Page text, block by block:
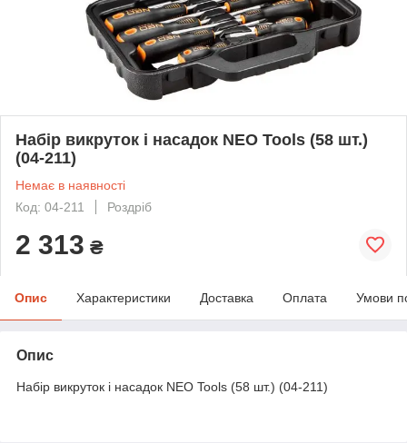
Набір викруток і насадок NEO Tools (58 шт.)
(04-211)
Немає в наявності
Код: 04-211
Роздріб
2 313 ₴
Опис Характеристики Доставка Оплата Умови
Опис
Набір викруток і насадок NEO Tools (58 шт.) (04-211)